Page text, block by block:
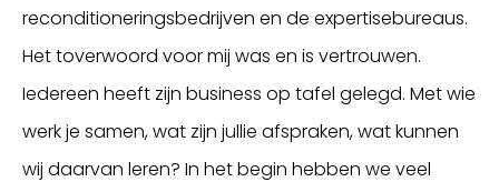
reconditioneringsbedrijven en de expertisebureaus.
Het toverwoord voor mij was en is vertrouwen.
Iedereen heeft zijn business op tafel gelegd. Met wie
werk je samen, wat zijn jullie afspraken, wat kunnen
wij daarvan leren? In het begin hebben we veel